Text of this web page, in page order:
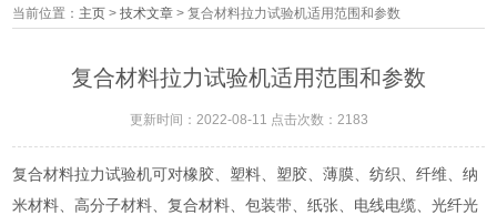
当前位置： 主页 >技术文章 > 复合材料拉力试验机适用范围和参数
复合材料拉力试验机适用范围和参数
更新时间：2022-08-11 点击次数：2183
复合材料拉力试验机可对橡胶、塑料、塑胶、薄膜、纺织、纤维、纳
米材料、高分子材料、复合材料、包装带、纸张、电线电缆、光纤光